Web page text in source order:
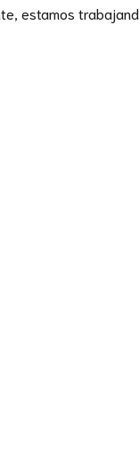
estamos